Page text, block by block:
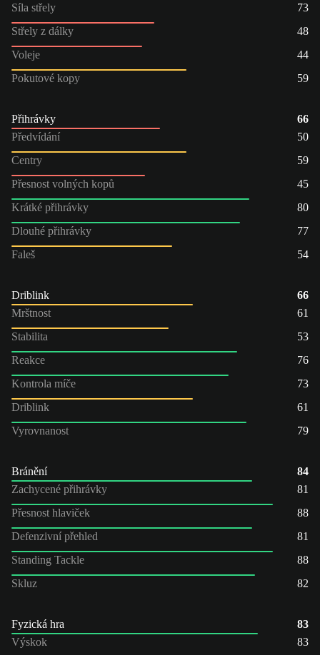
Síla střely
73
Střely z dálky
48
Voleje
44
Pokutové kopy
59
Přihrávky
66
Předvídání
50
Centry
59
Přesnost volných kopů
45
Krátké přihrávky
80
Dlouhé přihrávky
77
Faleš
54
Driblink
66
Mrštnost
61
Stabilita
53
Reakce
76
Kontrola míče
73
Driblink
61
Vyrovnanost
79
Bránění
84
Zachycené přihrávky
81
Přesnost hlaviček
88
Defenzivní přehled
81
Standing Tackle
88
Skluz
82
Fyzická hra
83
Výskok
83